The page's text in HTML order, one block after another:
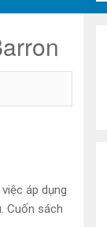
áp dụng
Cuốn sách